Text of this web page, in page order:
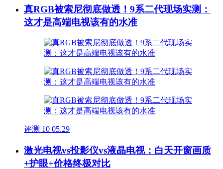
真RGB被索尼彻底做透！9系二代现场实测：
这才是高端电视该有的水准
评测 10 05.29
激光电视vs投影仪vs液晶电视：白天开窗画质
+护眼+价格终极对比